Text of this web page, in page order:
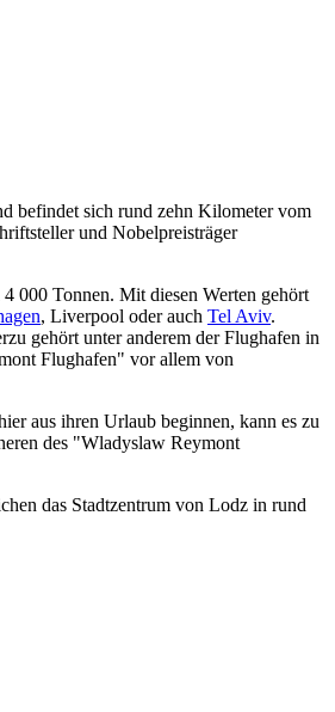
befindet sich rund zehn Kilometer vom
und Nobelpreisträger
000 Tonnen. Mit diesen Werten gehört
, Liverpool oder auch Tel Aviv.
gehört unter anderem der Flughafen in
Flughafen" vor allem von
aus ihren Urlaub beginnen, kann es zu
des "Wladyslaw Reymont
das Stadtzentrum von Lodz in rund